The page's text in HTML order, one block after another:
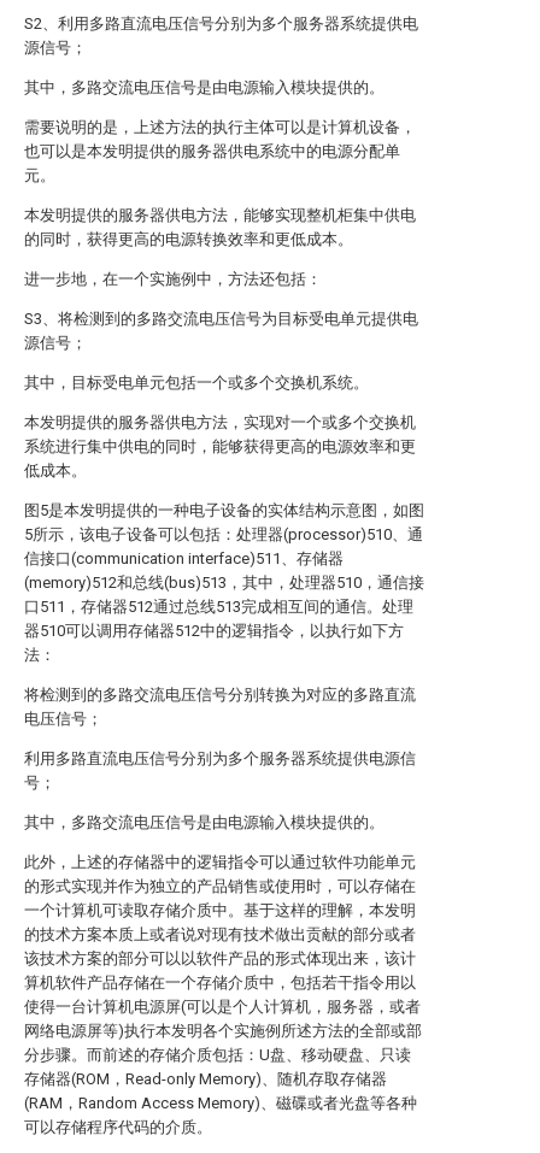
S2、利用多路直流电压信号分别为多个服务器系统提供电
源信号；
其中，多路交流电压信号是由电源输入模块提供的。
需要说明的是，上述方法的执行主体可以是计算机设备，
也可以是本发明提供的服务器供电系统中的电源分配单
元。
本发明提供的服务器供电方法，能够实现整机柜集中供电
的同时，获得更高的电源转换效率和更低成本。
进一步地，在一个实施例中，方法还包括：
S3、将检测到的多路交流电压信号为目标受电单元提供电
源信号；
其中，目标受电单元包括一个或多个交换机系统。
本发明提供的服务器供电方法，实现对一个或多个交换机
系统进行集中供电的同时，能够获得更高的电源效率和更
低成本。
图5是本发明提供的一种电子设备的实体结构示意图，如图
5所示，该电子设备可以包括：处理器(processor)510、通
信接口(communication interface)511、存储器
(memory)512和总线(bus)513，其中，处理器510，通信接
口511，存储器512通过总线513完成相互间的通信。处理
器510可以调用存储器512中的逻辑指令，以执行如下方
法：
将检测到的多路交流电压信号分别转换为对应的多路直流
电压信号；
利用多路直流电压信号分别为多个服务器系统提供电源信
号；
其中，多路交流电压信号是由电源输入模块提供的。
此外，上述的存储器中的逻辑指令可以通过软件功能单元
的形式实现并作为独立的产品销售或使用时，可以存储在
一个计算机可读取存储介质中。基于这样的理解，本发明
的技术方案本质上或者说对现有技术做出贡献的部分或者
该技术方案的部分可以以软件产品的形式体现出来，该计
算机软件产品存储在一个存储介质中，包括若干指令用以
使得一台计算机电源屏(可以是个人计算机，服务器，或者
网络电源屏等)执行本发明各个实施例所述方法的全部或部
分步骤。而前述的存储介质包括：U盘、移动硬盘、只读
存储器(ROM，Read-only Memory)、随机存取存储器
(RAM，Random Access Memory)、磁碟或者光盘等各种
可以存储程序代码的介质。